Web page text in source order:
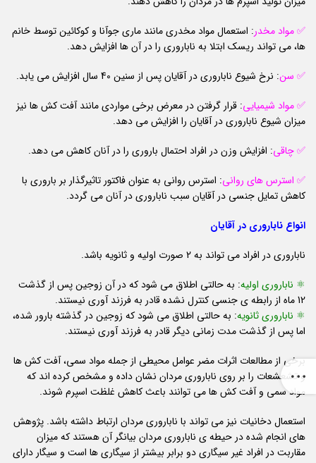
✅ مواد مخدر: استعمال مواد مخدری مانند ماری جوآنا و کوکائین توسط خانم
ها، می تواند ریسک ابتلا به ناباروری را در آن ها افزایش دهد.
✅ سن: نرخ شیوع ناباروری در آقایان پس از سنین 40 سال افزایش می یابد.
✅ مواد شیمیایی: قرار گرفتن در معرض برخی مواردی مانند آفت کش ها نیز
میزان شیوع ناباروری در آقایان را افزایش می دهد.
✅ چاقی: افزایش وزن در افراد احتمال باروری را در آنان کاهش می دهد.
✅ استرسهای روانی: استرس روانی به عنوان فاکتور تاثیرگذار بر باروری با
کاهش تمایل جنسی در آقایان سبب ناباروری در آنان می گردد.
انواع ناباروری در آقایان
ناباروری در افراد می تواند به 2 صورت اولیه و ثانویه باشد.
⚛️ ناباروری اولیه: به حالتی اطلاق می شود که در آن زوجین پس از گذشت
12 ماه از رابطه ی جنسی کنترل نشده قادر به فرزند آوری نیستند.
⚛️ ناباروری ثانویه: به حالتی اطلاق می شود که زوجین در گذشته بارور شده،
اما پس از گذشت مدت زمانی دیگر قادر به فرزند آوری نیستند.
برخی از مطالعات اثرات مضر عوامل محیطی از جمله مواد سمی، آفت کش ها
و تشعشعات را بر روی ناباروری مردان نشان داده و مشخص کرده اند که
مواد سمی و آفت کش ها می توانند باعث کاهش غلظت اسپرم شوند.
استعمال دخانیات نیز می تواند با ناباروری مردان ارتباط داشته باشد. پژوهش
های انجام شده در حیطه ی ناباروری مردان بیانگر آن هستند که میزان
مقاربت در افراد غیر سیگاری دو برابر بیشتر از سیگاری ها است و سیگار دارای